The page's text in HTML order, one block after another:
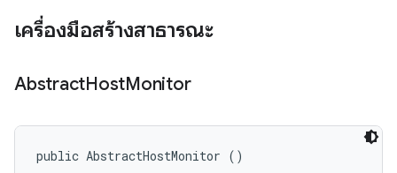
เครื่องมือสร้างสาธารณะ
AbstractHostMonitor
public AbstractHostMonitor ()